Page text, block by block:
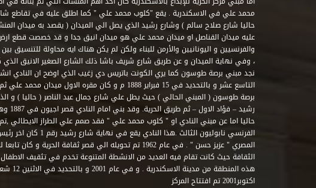
محمد علي في الاسكندرية . يقع "كلوب محمد علي " كما اطلق عليه في تقاطع
حاليا شارع صلاح سالم ) وشارع رشيد الذي يصل الي الميدان ( يقصد به ميدان
عليه ميدان القناصل او ميدان محمد علي هو ميدان انيق جدا و قد خصصت قطع ارض
والفرنسيين و اليونانيين والأرمن للبناء ولكن لم يكن هناك ايه محاولة للتنسيق
، وفي نهاية الميدان و عن طريق شارع شريف باشا ذلك الشارع الصغير الانيق الذي
نجد مبني برصة طوسون كما يري الكونت باتريس دي زغيب الذي اوضح ان النادي
التاسع عشر و بالتحديد في 15 فبراير 1888 م و كان مقره الاول
برصة طوسون ( المبني الحالي ) حيث يطل علي شارع جمال عبد الناصر ( حاليا ) و
رشيد –
حاليا اما عن مبني النادي او " كلوب محمد علي " فقد صمم علي الطراز الايطالي ,تم
الفرنسي نابوليون الثالث .هذا
المصري " عزيز حسن " . في عام 1962 تم تحويله الي قصر ثقافة الحرية و
الثقافة حيث كانت تقام فيه العديد من الانشطة المتنوعة تخدم في تثقيف
اكتوبر2001 تم افتتاح المركز